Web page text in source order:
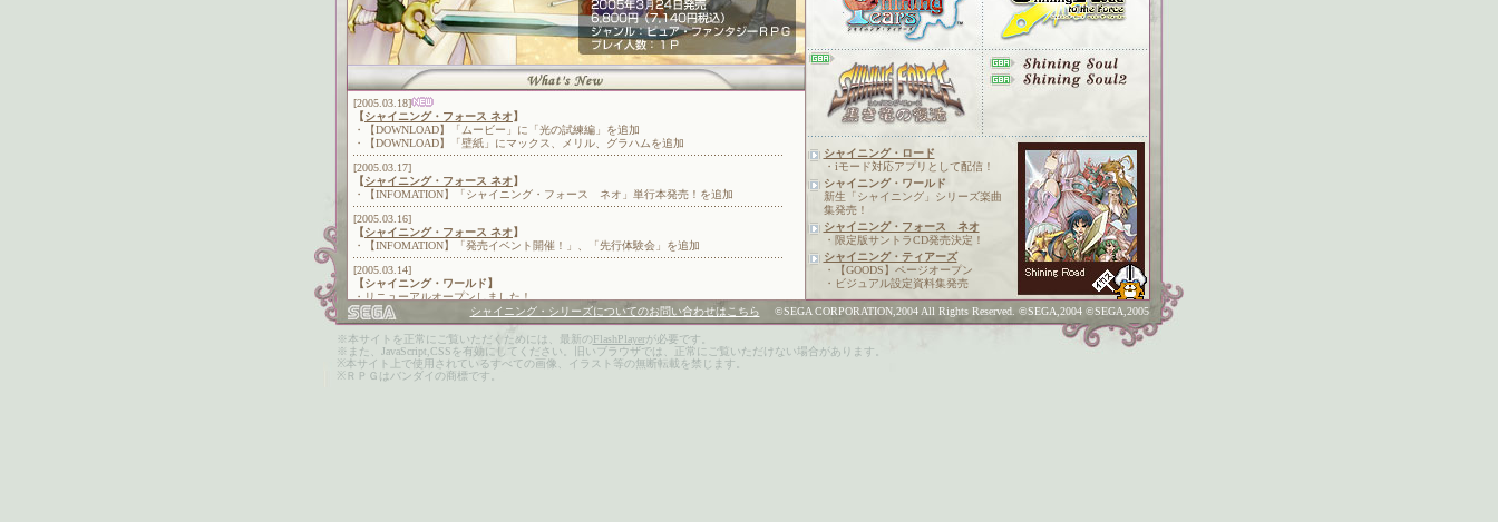
シャイニング・ロード
・iモード対応アプリとして配信！
シャイニング・ワールド
新生「シャイニング」シリーズ楽曲
集発売！
シャイニング・フォース ネオ
・限定版サントラCD発売決定！
シャイニング・ティアーズ
・【GOODS】ページオープン
・ビジュアル設定資料集発売
シャイニング・シリーズについてのお問い合わせはこちら ©SEGA CORPORATION,2004 All Rights Reserved. ©SEGA,2004 ©SEGA,2005
※本サイトを正常にご覧いただくためには、最新のFlashPlayerが必要です。
※また、JavaScript,CSSを有効にしてください。旧いブラウザでは、正常にご覧いただけない場合があります。
※本サイト上で使用されているすべての画像、イラスト等の無断転載を禁じます。
※ＲＰＧはバンダイの商標です。